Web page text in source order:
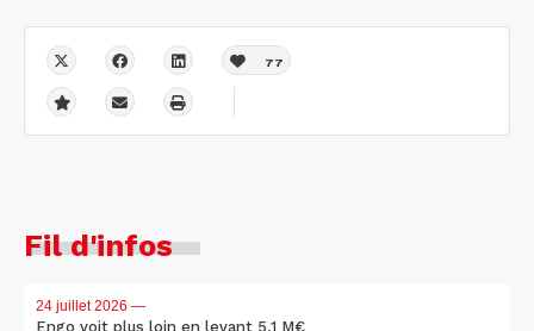
77
Fil d'infos
24 juillet 2026 —
Engo voit plus loin en levant 5,1 M€